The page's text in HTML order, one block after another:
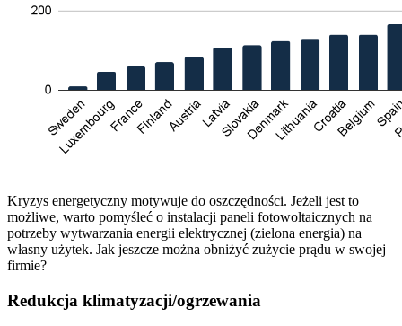
Kryzys energetyczny motywuje do oszczędności. Jeżeli jest to
możliwe, warto pomyśleć o instalacji paneli fotowoltaicznych na
potrzeby wytwarzania energii elektrycznej (zielona energia) na
własny użytek. Jak jeszcze można obniżyć zużycie prądu w swojej
firmie?
Redukcja klimatyzacji/ogrzewania